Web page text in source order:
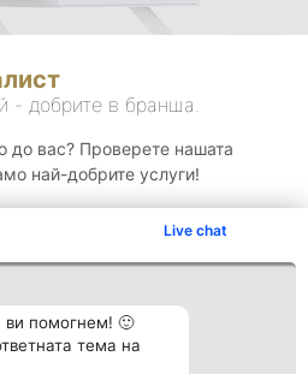
Live chat
ви помогнем! 🙂
тема на
- добрите в бранша.
до вас? Проверете нашата
най-добрите услуги!